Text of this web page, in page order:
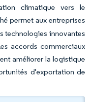
climatique vers le
permet aux entreprises
technologies innovantes
accords commerciaux
améliorer la logistique
d'exportation de